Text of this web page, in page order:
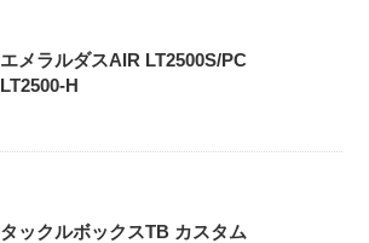
エメラルダスAIR LT2500S/PC
LT2500-H
タックルボックスTB カスタム